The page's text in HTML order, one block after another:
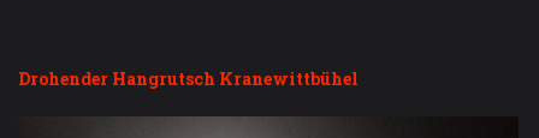
Drohender Hangrutsch Kranewittbühel